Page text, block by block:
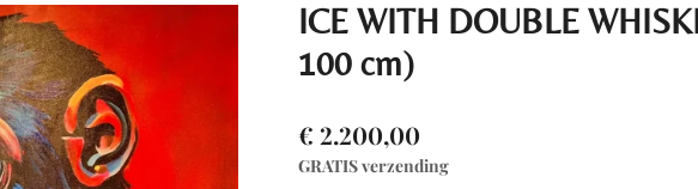
ICE WITH DOUBLE
100 cm)
€ 2.200,00
GRATIS verzending